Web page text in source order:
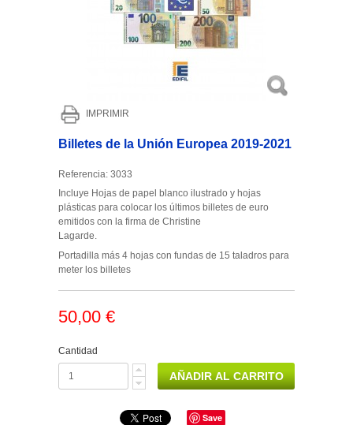
IMPRIMIR
Billetes de la Unión Europea 2019-2021
Referencia: 3033
Incluye Hojas de papel blanco ilustrado y hojas
plásticas para colocar los últimos billetes de euro
emitidos con la firma de Christine
Lagarde.
Portadilla más 4 hojas con fundas de 15 taladros para
meter los billetes
50,00 €
Cantidad
Save